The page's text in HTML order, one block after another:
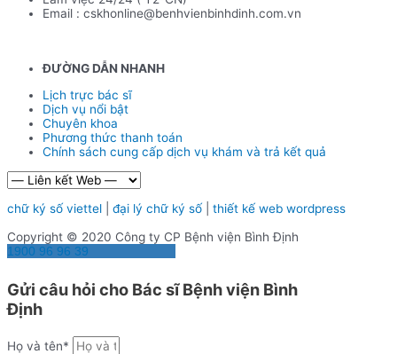
Email : cskhonline@benhvienbinhdinh.com.vn
ĐƯỜNG DẪN NHANH
Lịch trực bác sĩ
Dịch vụ nổi bật
Chuyên khoa
Phương thức thanh toán
Chính sách cung cấp dịch vụ khám và trả kết quả
chữ ký số viettel đại lý chữ ký số| thiết kế web wordpress
Copyright © 2020 Công ty CP Bệnh viện Bình Định
1900 96 96 39
Gửi câu hỏi cho Bác sĩ Bệnh viện Bình
Định
Họ và tên*